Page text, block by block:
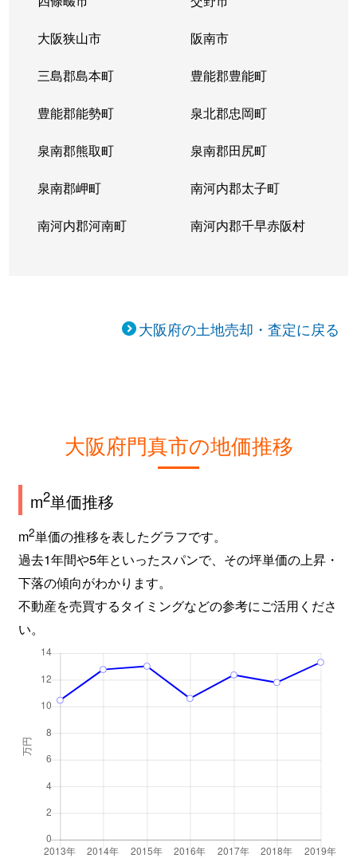
大阪狭山市 阪南市
三島郡島本町 豊能郡豊能町
豊能郡能勢町 泉北郡忠岡町
泉南郡熊取町 泉南郡田尻町
泉南郡岬町 南河内郡太子町
南河内郡河南町 南河内郡千早赤阪村
大阪府の土地売却・査定に戻る
大阪府門真市の地価推移
m2単価推移
m2単価の推移を表したグラフです。
過去1年間や5年といったスパンで、その坪単価の上昇・
下落の傾向がわかります。
不動産を売買するタイミングなどの参考にご活用くださ
い。